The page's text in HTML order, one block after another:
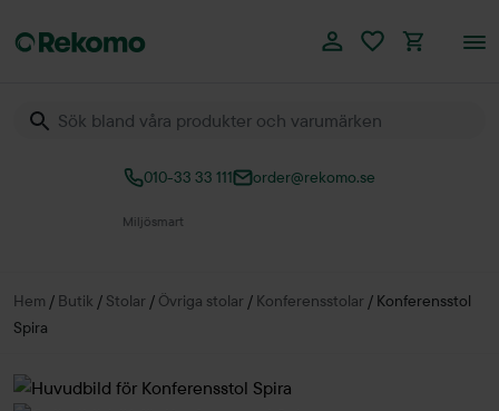
010-33 33 111 order@rekomo.se
Över 60.000 produkter
Hem / Butik / Stolar / Övriga stolar / Konferensstolar / Konferensstol
Spira